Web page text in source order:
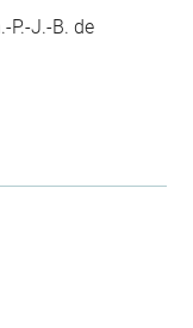
P.-J.-B. de